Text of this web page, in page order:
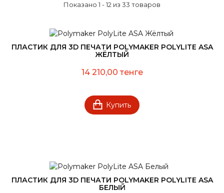
Показано 1 - 12 из 33 товаров
ПЛАСТИК ДЛЯ 3D ПЕЧАТИ POLYMAKER POLYLITE ASA
ЖЁЛТЫЙ
14 210,00 тенге
Купить
ПЛАСТИК ДЛЯ 3D ПЕЧАТИ POLYMAKER POLYLITE ASA
БЕЛЫЙ